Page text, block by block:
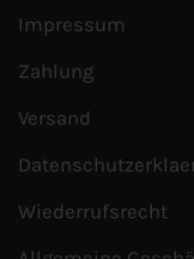
Impressum
Zahlung
Versand
Wiederrufsrecht